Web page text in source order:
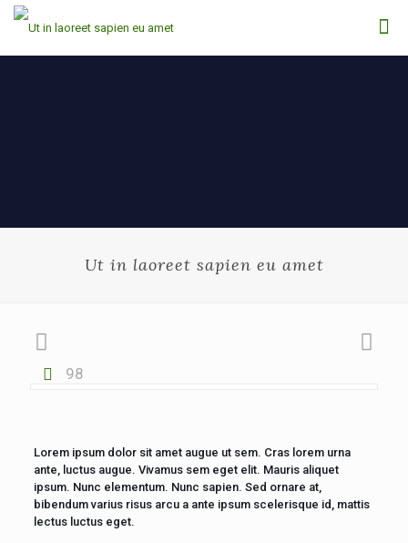
Ut in laoreet sapien eu amet
98
Lorem ipsum dolor sit amet augue ut sem. Cras lorem urna
ante, luctus augue. Vivamus sem eget elit. Mauris aliquet
ipsum. Nunc elementum. Nunc sapien. Sed ornare at,
bibendum varius risus arcu a ante ipsum scelerisque id, mattis
lectus luctus eget.